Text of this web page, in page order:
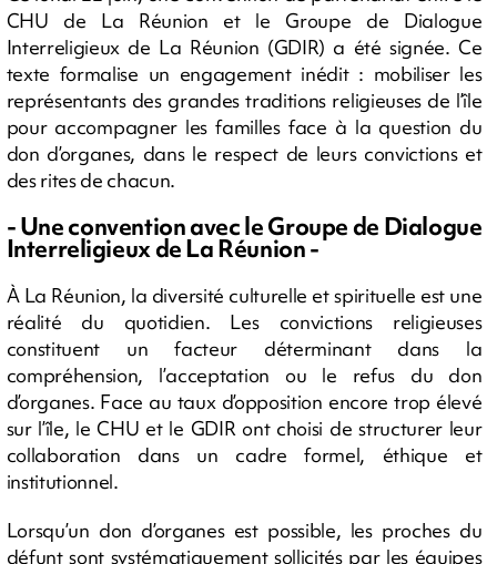
CHU de La Réunion et le Groupe de Dialogue
Interreligieux de La Réunion (GDIR) a été signée. Ce
texte formalise un engagement inédit : mobiliser les
représentants des grandes traditions religieuses de l’île
pour accompagner les familles face à la question du
don d’organes, dans le respect de leurs convictions et
des rites de chacun.
- Une convention avec le Groupe de Dialogue
Interreligieux de La Réunion -
À La Réunion, la diversité culturelle et spirituelle est une
réalité du quotidien. Les convictions religieuses
constituent un facteur déterminant dans la
compréhension, l’acceptation ou le refus du don
d’organes. Face au taux d’opposition encore trop élevé
sur l’île, le CHU et le GDIR ont choisi de structurer leur
collaboration dans un cadre formel, éthique et
institutionnel.
Lorsqu’un don d’organes est possible, les proches du
défunt sont systématiquement sollicités par les équipes